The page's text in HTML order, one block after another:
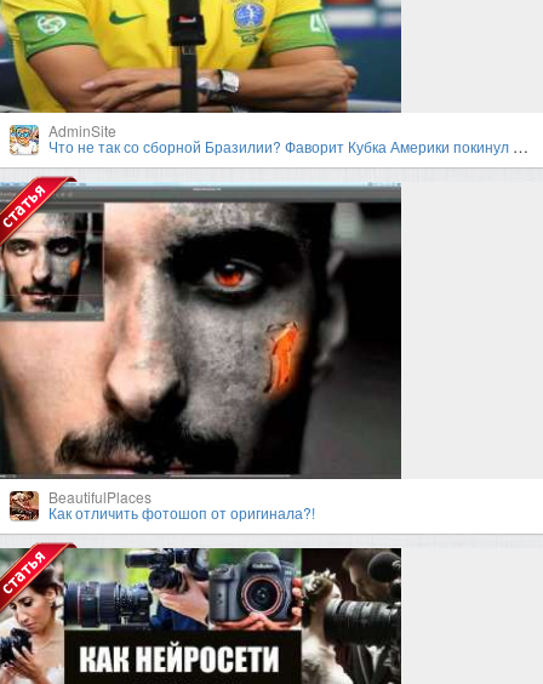
AdminSite
Что не так со сборной Бразилии? Фаворит Кубка Америки покинул турнир в первом раунде плей-офф
BeautifulPlaces
Как отличить фотошоп от оригинала?!